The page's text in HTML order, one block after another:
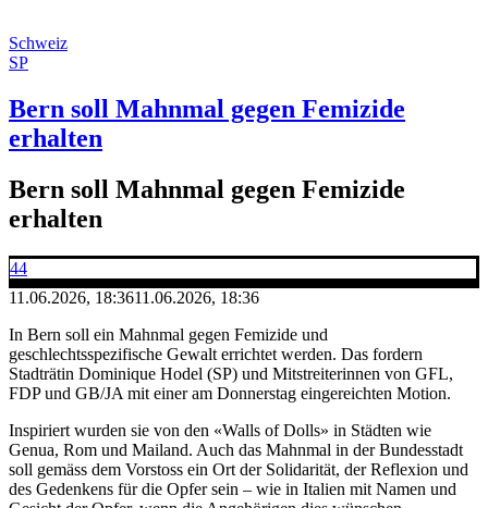
Schweiz
SP
Bern soll Mahnmal gegen Femizide
erhalten
Bern soll Mahnmal gegen Femizide
erhalten
44
11.06.2026, 18:3611.06.2026, 18:36
In Bern soll ein Mahnmal gegen Femizide und
geschlechtsspezifische Gewalt errichtet werden. Das fordern
Stadträtin Dominique Hodel (SP) und Mitstreiterinnen von GFL,
FDP und GB/JA mit einer am Donnerstag eingereichten Motion.
Inspiriert wurden sie von den «Walls of Dolls» in Städten wie
Genua, Rom und Mailand. Auch das Mahnmal in der Bundesstadt
soll gemäss dem Vorstoss ein Ort der Solidarität, der Reflexion und
des Gedenkens für die Opfer sein – wie in Italien mit Namen und